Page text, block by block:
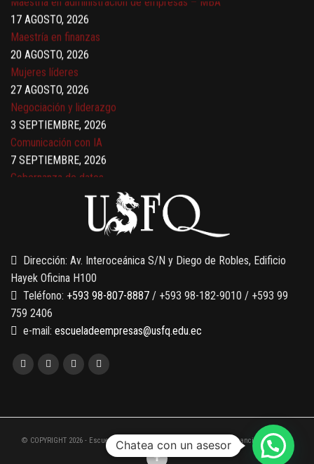
17 AGOSTO, 2026
Maestría en finanzas
20 AGOSTO, 2026
Mujeres líderes
27 AGOSTO, 2026
Negociación y liderazgo
3 SEPTIEMBRE, 2026
Comunicación con IA
7 SEPTIEMBRE, 2026
Gobernanza de datos
Finanzas para no financieros
Dirección: Av. Interoceánica S/N y Diego de Robles, Edificio
Hayek Oficina H100
Teléfono: +593 98-807-8887 / +593 98-182-9010 / +593 99
759 2406
e-mail: escueladeempresas@usfq.edu.ec
© COPYRIGHT 2026 - Escuela de Empresas de la Universidad San Francisco de Quito
Chatea con un asesor